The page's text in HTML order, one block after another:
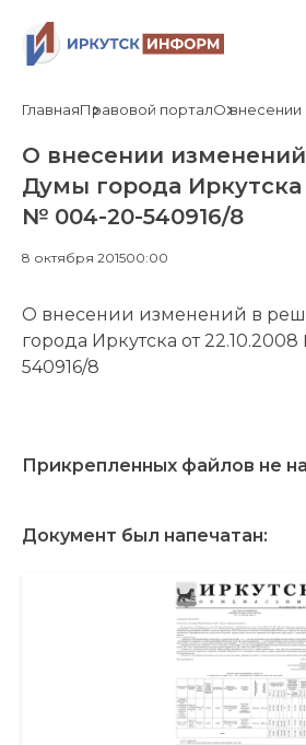
ГлавнаяПравовой порталО внесении
О внесении
Думы города Иркутска
№ 004-20-540916/8
8 октября 201500:00
О внесении изменений в
города Иркутска от
540916/8
Прикрепленных файлов не
Документ был напечатан: